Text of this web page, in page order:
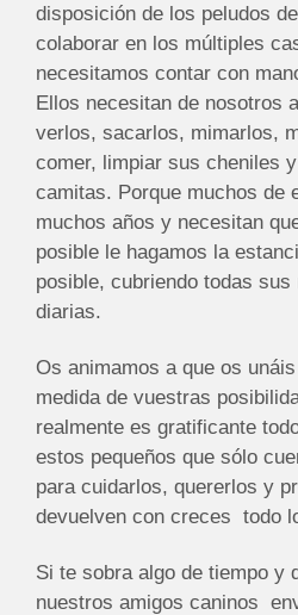
disposición de los peludos
colaborar en los múltiples
necesitamos contar con
Ellos necesitan de nosotros
verlos, sacarlos, mimarlos,
comer, limpiar sus cheniles
camitas. Porque muchos de
muchos años y necesitan
posible le hagamos la
posible, cubriendo todas
diarias.
Os animamos a que os
medida de vuestras
realmente es gratificante
estos pequeños que sólo
para cuidarlos, quererlos y
devuelven con creces todo
Si te sobra algo de tiempo y
nuestros amigos caninos